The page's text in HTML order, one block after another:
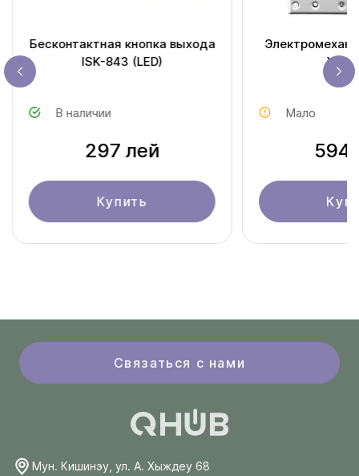
Бесконтактная кнопка выхода
ISK-843 (LED)
В наличии
297 лей
Купить
Мало
594
Связаться с нами
Мун. Кишинэу, ул. А. Хыждеу 68